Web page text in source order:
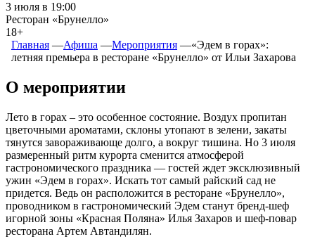
3 июля в 19:00
Ресторан «Брунелло»
18+
Главная ―Афиша ―Мероприятия ―«Эдем в горах»:
летняя премьера в ресторане «Брунелло» от Ильи Захарова
О мероприятии
Лето в горах – это особенное состояние. Воздух пропитан
цветочными ароматами, склоны утопают в зелени, закаты
тянутся завораживающе долго, а вокруг тишина. Но 3 июля
размеренный ритм курорта сменится атмосферой
гастрономического праздника — гостей ждет эксклюзивный
ужин «Эдем в горах». Искать тот самый райский сад не
придется. Ведь он расположится в ресторане «Брунелло»,
проводником в гастрономический Эдем станут бренд-шеф
игорной зоны «Красная Поляна» Илья Захаров и шеф-повар
ресторана Артем Автандилян.